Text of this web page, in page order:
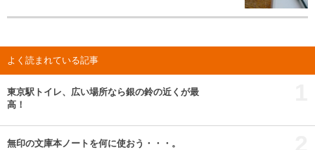
よく読まれている記事
東京駅トイレ、広い場所なら銀の鈴の近くが最
高！
無印の文庫本ノートを何に使おう・・・。